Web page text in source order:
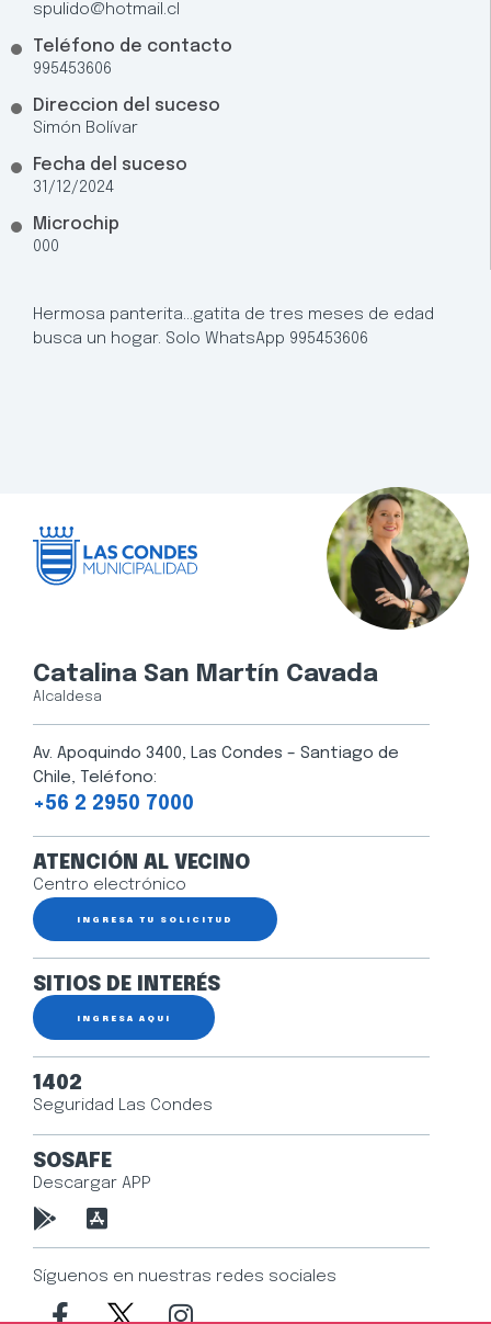
spulido@hotmail.cl
Teléfono de contacto
995453606
Direccion del suceso
Simón Bolívar
Fecha del suceso
31/12/2024
Microchip
000
Hermosa panterita…gatita de tres meses de edad
busca un hogar. Solo WhatsApp 995453606
Catalina San Martín Cavada
Alcaldesa
Av. Apoquindo 3400, Las Condes – Santiago de
Chile, Teléfono:
+56 2 2950 7000
ATENCIÓN AL VECINO
Centro electrónico
INGRESA TU SOLICITUD
SITIOS DE INTERÉS
INGRESA AQUÍ
1402
Seguridad Las Condes
SOSAFE
Descargar APP
Síguenos en nuestras redes sociales